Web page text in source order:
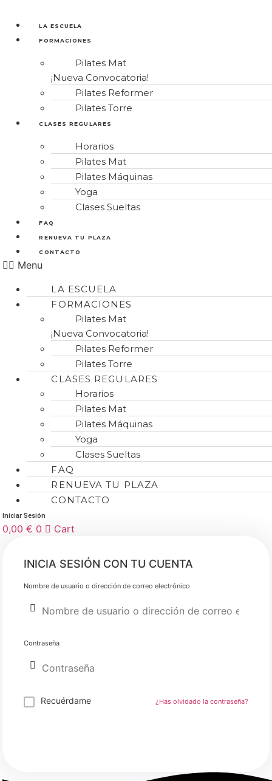
contenido
LA ESCUELA
FORMACIONES
Pilates Mat
¡Nueva Convocatoria!
Pilates Reformer
Pilates Torre
CLASES REGULARES
Horarios
Pilates Mat
Pilates Máquinas
Yoga
Clases Sueltas
FAQ
RENUEVA TU PLAZA
CONTACTO
Menu
LA ESCUELA
FORMACIONES
Pilates Mat
¡Nueva Convocatoria!
Pilates Reformer
Pilates Torre
CLASES REGULARES
Horarios
Pilates Mat
Pilates Máquinas
Yoga
Clases Sueltas
FAQ
RENUEVA TU PLAZA
CONTACTO
Iniciar Sesión
0,00€ 0 Cart
INICIA SESIÓN CON TU CUENTA
Nombre de usuario o dirección de correo electrónico
Contraseña
Recuérdame ¿Has olvidado la contraseña?